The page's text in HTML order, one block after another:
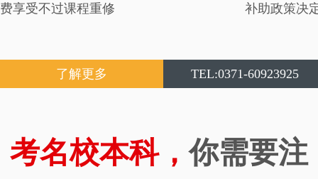
费享受不过课程重修
补助政策决
了解更多 TEL:0371-60923925
考名校本科，你需要注